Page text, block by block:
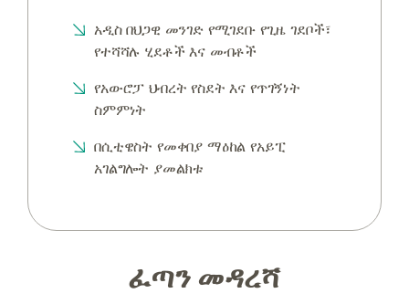
አዲስ በህጋዊ መንገድ የሚገደቡ የጊዜ ገደቦች፣
የተሻሻሉ ሂደቶች እና መብቶች
የአውሮፓ ህብረት የስደት እና የጥገኝነት
ስምምነት
በሲቲዌስት የመቀበያ ማዕከል የአይፒ
አገልግሎት ያመልክቱ
ፈጣን መዳረሻ